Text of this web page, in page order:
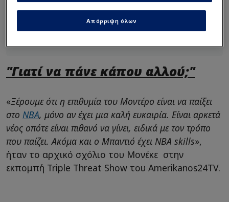
Ετοιμάζεται "χρυσό" deal
για Μοντέρο - Τρία
συμβόλαιο!
"Γιατί να πάνε κάπου αλλού;"
«Ξέρουμε ότι η επιθυμία του Μοντέρο είναι να παίξει
στο NBA, μόνο αν έχει μια καλή ευκαιρία. Είναι αρκετά
νέος οπότε είναι πιθανό να γίνει, ειδικά με τον τρόπο
που παίζει. Ακόμα και ο Μπαντιό έχει NBA skills»,
ήταν το αρχικό σχόλιο του Μονέκε στην
εκπομπή Triple Threat Show του Amerikanos24TV.
Απόρριψη όλων